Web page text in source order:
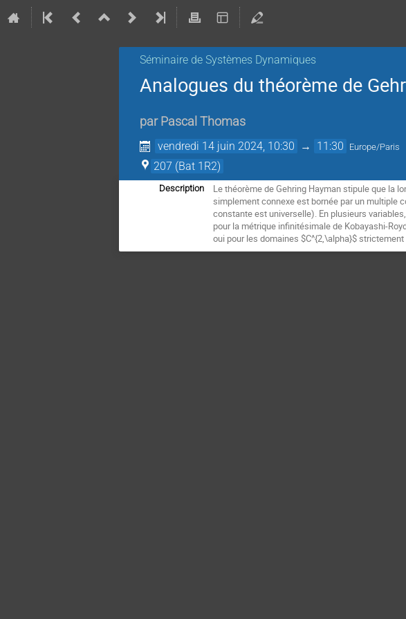
Séminaire de Systèmes Dynamiques
Analogues du théorème de
par Pascal Thomas
vendredi 14 juin 2024, 10:30 → 11:30 Europe/Paris
207 (Bat 1R2)
Description
Le théorème de Gehring Hayman stipule que la
simplement connexe est bornée par un multiple
constante est universelle). En plusieurs
pour la métrique infinitésimale de Kobayashi-
oui pour les domaines $C^{2,\alpha}$